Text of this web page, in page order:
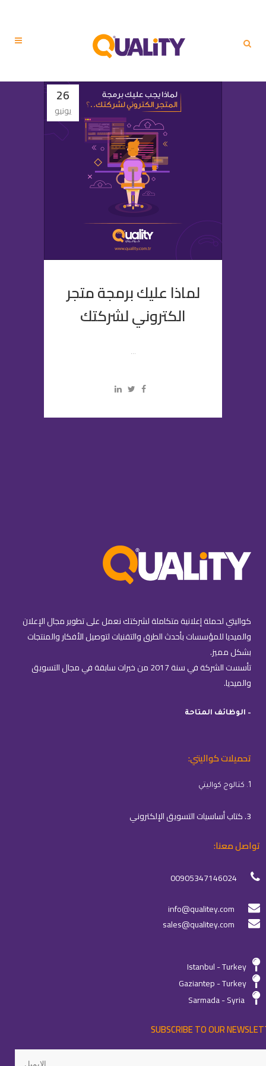
26
يونيو
لماذا عليك برمجة متجر
الكتروني لشركتك
...
كواليتي لحملة إعلانية متكاملة لشركتك نعمل على تطوير مجال الإعلان
والميديا للمؤسسات بأحدث الطرق والتقنيات لتوصيل الأفكار والمنتجات
بشكل مميز.
تأسست الشركة في سنة 2017 من خبرات سابقة في مجال التسويق
والميديا.
– الوظائف المتاحة
تحميلات كواليتي:
1. كتالوج كواليتي
3. كتاب أساسيات التسويق الإلكتروني
تواصل معنا:
00905347146024
info@qualitey.com
sales@qualitey.com
Istanbul - Turkey
Gaziantep - Turkey
Sarmada - Syria
SUBSCRIBE TO OUR